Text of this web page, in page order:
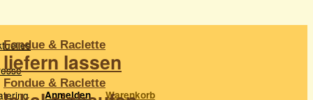
Anmelden Warenkorb
liefern lassen